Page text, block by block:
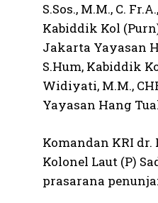
S.Sos., M.M., C.
Kabiddik Kol
Jakarta Yayasan
S.Hum, Kabiddik
Widiyati, M.M.,
Yayasan Hang
Komandan KRI
Kolonel Laut (P)
prasarana